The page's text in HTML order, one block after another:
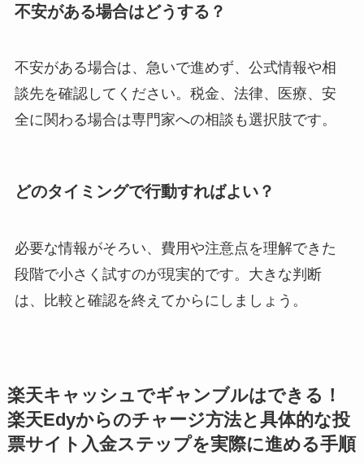
不安がある場合はどうする？
不安がある場合は、急いで進めず、公式情報や相
談先を確認してください。税金、法律、医療、安
全に関わる場合は専門家への相談も選択肢です。
どのタイミングで行動すればよい？
必要な情報がそろい、費用や注意点を理解できた
段階で小さく試すのが現実的です。大きな判断
は、比較と確認を終えてからにしましょう。
楽天キャッシュでギャンブルはできる！
楽天Edyからのチャージ方法と具体的な投
票サイト入金ステップを実際に進める手順